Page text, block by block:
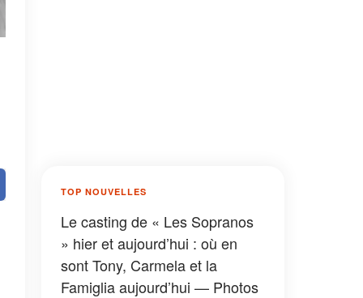
TOP NOUVELLES
Le casting de « Les Sopranos
» hier et aujourd’hui : où en
sont Tony, Carmela et la
Famiglia aujourd’hui — Photos